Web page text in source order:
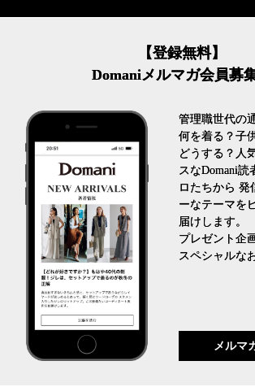
【登録無料】
Domaniメルマガ会員募
管理職世代の
何を着る？子
どうする？人
スなDomani読
ロたちから 発
ーなテーマを
届けします。
プレゼント企
スペシャルな
メルマ